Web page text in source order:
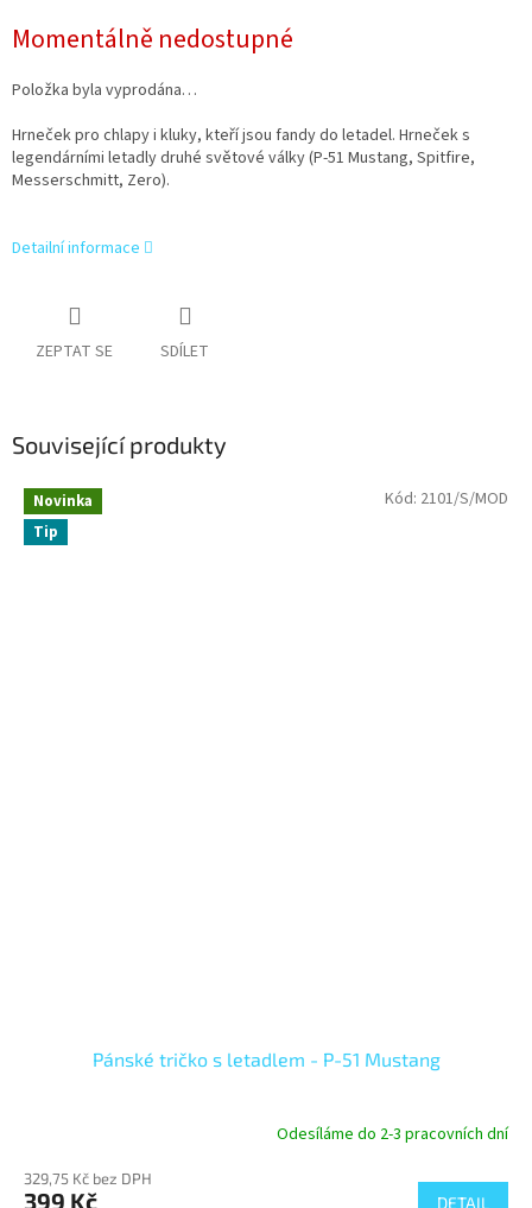
cena:
Momentálně nedostupné
Položka byla vyprodána…
Hrneček pro chlapy i kluky, kteří jsou fandy do letadel. Hrneček s
legendárními letadly druhé světové války (P-51 Mustang, Spitfire,
Messerschmitt, Zero).
Detailní informace
ZEPTAT SE SDÍLET
Související produkty
Novinka
Tip
Pánské tričko s letadlem - P-51 Mustang
Odesíláme do 2-3 pracovních dní
329,75 Kč bez DPH
399 Kč DETAIL
Kód: 2101/S/MOD